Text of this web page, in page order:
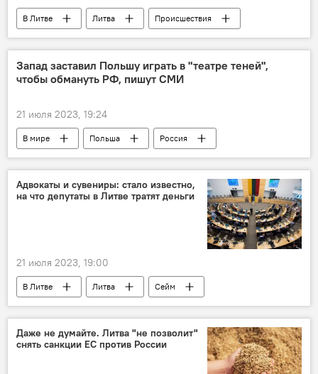
В Литве Литва
Происшествия
Вильнюсский район
Запад заставил Польшу играть в "театре теней",
чтобы обмануть РФ, пишут СМИ
21 июля 2023, 19:24
В мире Польша
Россия
Политика
отношения
двусторонние отношения
Адвокаты и сувениры: стало известно,
на что депутаты в Литве тратят деньги
21 июля 2023, 19:00
В Литве Литва Сейм
Даже не думайте. Литва "не позволит"
снять санкции ЕС против России